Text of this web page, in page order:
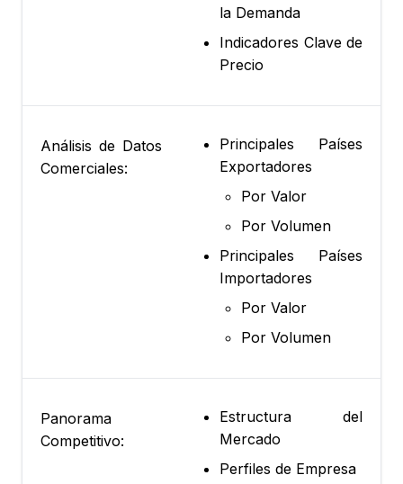
la Demanda
Indicadores Clave de
Precio
Análisis de Datos
Comerciales:
Principales Países
Exportadores
Por Valor
Por Volumen
Principales Países
Importadores
Por Valor
Por Volumen
Panorama
Competitivo:
Estructura del
Mercado
Perfiles de Empresa